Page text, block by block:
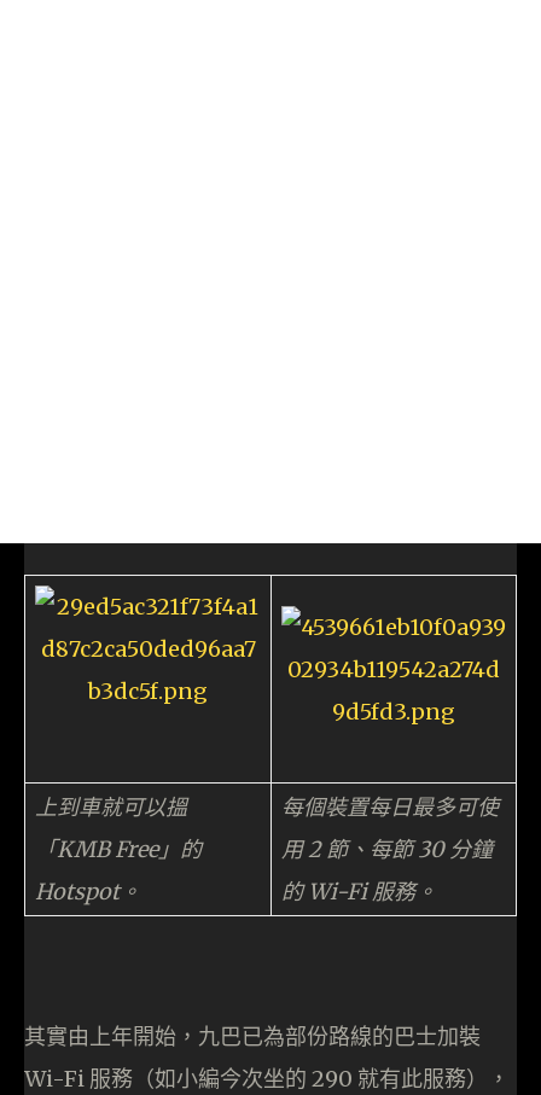
上到車就可以搵
「KMB Free」的
Hotspot。
每個裝置每日最多可使
用 2 節、每節 30 分鐘
的 Wi-Fi 服務。
其實由上年開始，九巴已為部份路線的巴士加裝
Wi-Fi 服務（如小編今次坐的 290 就有此服務），